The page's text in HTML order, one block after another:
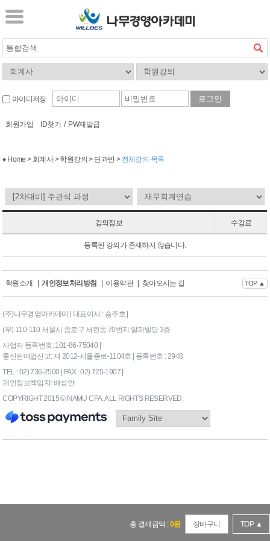
아이디저장
회원가입 ID찾기 / PW재발급
♦ Home > 회계사 > 학원강의 > 단과반 > 전체강의 목록
강의정보 수강료
등록된 강의가 존재하지 않습니다.
총 결제금액 :0원 장바구니 TOP ▲
학원소개 개인정보처리방침 이용약관 찾아오시는 길 TOP ▲
(주)나무경영아카데미 | 대표이사 : 송주호 |
(우) 110-110 서울시 종로구 서린동 70번지 알파빌딩 3층
사업자 등록번호: 101-86-75040 |
통신판매업신고: 제 2012-서울종로-1104호 | 등록번호 : 2948
TEL : 02) 736-2500 | FAX : 02) 725-1907 |
개인정보책임자: 배성안
COPYRIGHT 2015 © NAMU CPA. ALL RIGHTS RESERVED.169|End Timer : 0.0703125